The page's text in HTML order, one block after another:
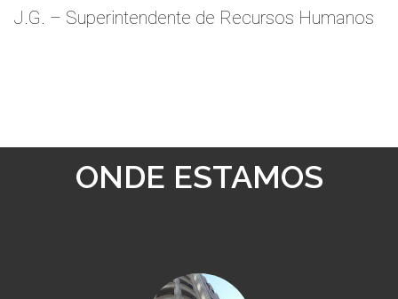
J.G. – Superintendente de Recursos Humanos
ONDE ESTAMOS